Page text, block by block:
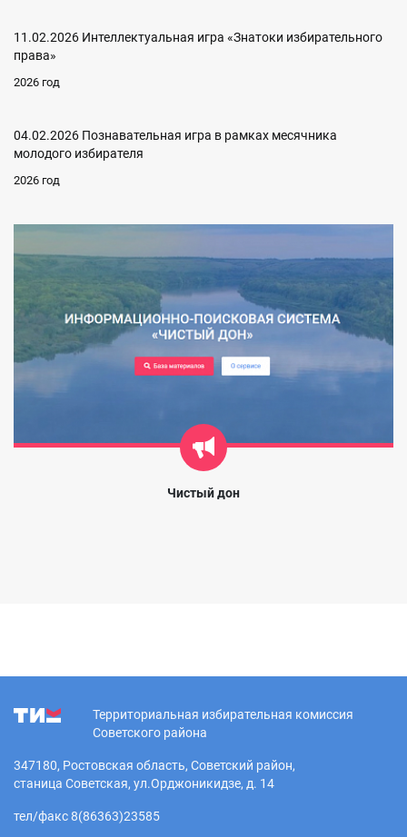
11.02.2026 Интеллектуальная игра «Знатоки избирательного
права»
2026 год
04.02.2026 Познавательная игра в рамках месячника
молодого избирателя
2026 год
Чистый дон
Территориальная избирательная комиссия
Советского района
347180, Ростовская область, Советский район,
станица Советская, ул.Орджоникидзе, д. 14
тел/факс 8(86363)23585